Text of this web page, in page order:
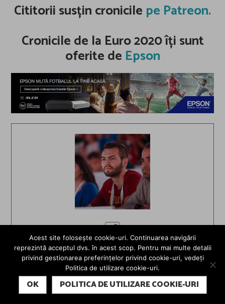
Cititorii susțin cronicile pe Patreon.
Cronicile de la Euro 2020 îți sunt
oferite de Epson
Radu Hângănuț
Încă de la o vârstă foarte fragedă, Radu scotea
praful din covoare folosind reverul cu o mână și turna
SUBSCRIBE
Acest site folosește cookie-uri. Continuarea navigării
reprezintă acceptul dvs. în acest scop. Pentru mai multe detalii
privind gestionarea preferințelor privind cookie-uri, vedeți
Politica de utilizare cookie-uri.
OK POLITICA DE UTILIZARE COOKIE-URI